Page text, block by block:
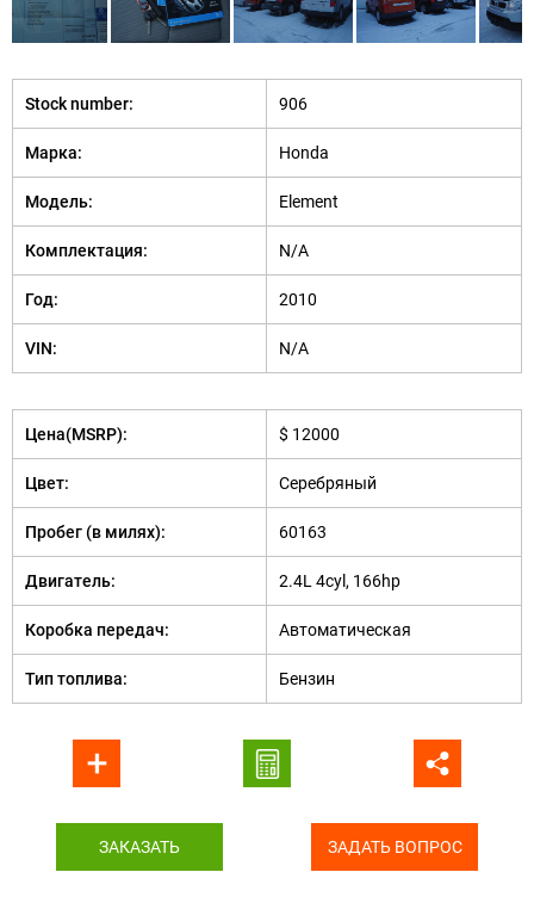
Stock number: 906
Марка: Honda
Модель: Element
Комплектация: N/A
Год: 2010
VIN: N/A
Цена(MSRP): $ 12000
Цвет: Серебряный
Пробег (в милях): 60163
Двигатель: 2.4L 4cyl, 166hp
Коробка передач: Автоматическая
Тип топлива: Бензин
ЗАКАЗАТЬ ЗАДАТЬ ВОПРОС